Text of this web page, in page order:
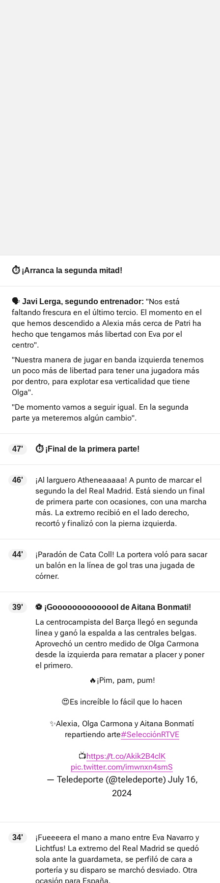
⏱️ ¡Arranca la segunda mitad!
🗣️ Javi Lerga, segundo entrenador: "Nos está
faltando frescura en el último tercio. El momento en el
que hemos descendido a Alexia más cerca de Patri ha
hecho que tengamos más libertad con Eva por el
centro".
"Nuestra manera de jugar en banda izquierda tenemos
un poco más de libertad para tener una jugadora más
por dentro, para explotar esa verticalidad que tiene
Olga".
"De momento vamos a seguir igual. En la segunda
parte ya meteremos algún cambio".
47' ⏱️ ¡Final de la primera parte!
46'
¡Al larguero Atheneaaaaa! A punto de marcar el
segundo la del Real Madrid. Está siendo un final
de primera parte con ocasiones, con una marcha
más. La extremo recibió en el lado derecho,
recortó y finalizó con la pierna izquierda.
44'
¡Paradón de Cata Coll! La portera voló para sacar
un balón en la línea de gol tras una jugada de
córner.
39' ⚽ ¡Goooooooooooool de Aitana Bonmati!
La centrocampista del Barça llegó en segunda
línea y ganó la espalda a las centrales belgas.
Aprovechó un centro medido de Olga Carmona
desde la izquierda para rematar a placer y poner
el primero.
🔥¡Pim, pam, pum!
😍Es increíble lo fácil que lo hacen
✨Alexia, Olga Carmona y Aitana Bonmatí
repartiendo arte#SelecciónRTVE
📺https://t.co/Akik2B4clK
pic.twitter.com/imwnxn4smS
— Teledeporte (@teledeporte) July 16,
2024
34'
¡Fueeeera el mano a mano entre Eva Navarro y
Lichtfus! La extremo del Real Madrid se quedó
sola ante la guardameta, se perfiló de cara a
portería y su disparo se marchó desviado. Otra
ocasión para España.